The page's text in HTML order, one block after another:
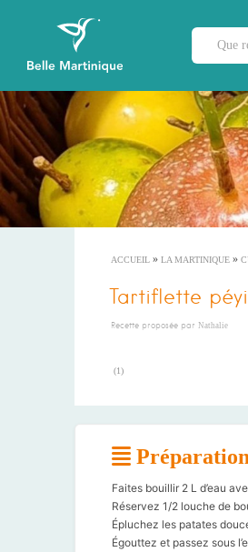
ACCUEIL » LA MARTINIQUE »
Tartiflette péyi
Recette proposée par Nathalie
(1)
Préparation
Faites bouillir 2 L d’eau
Réservez 1/2 louche de
Épluchez les patates
Égouttez et passez sous